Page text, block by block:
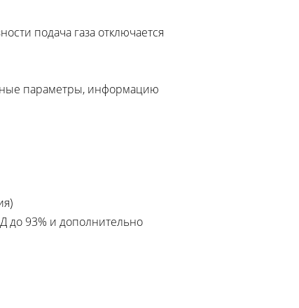
подача газа отключается
параметры, информацию
до 93% и дополнительно